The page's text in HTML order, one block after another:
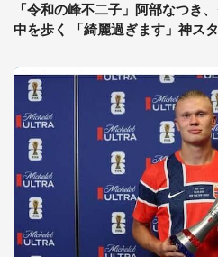
「令和の峰不二子」阿部なつき
中を歩く 「綺麗過ぎます」神ス